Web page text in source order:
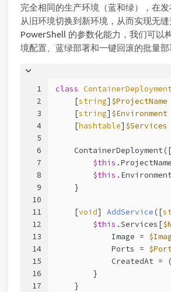
完全相同的生产环境（蓝和绿），在
从旧环境切换到新环境，从而实现无
PowerShell 的参数化能力，我们可以
境配置、蓝绿部署和一键回滚的批量部
1
2
3
4
5
6
7
8
9
10
11
12
13
14
15
16
17
class
    [
string] $ProjectName
    [
string] $Environment
    [
hashtable] $Services
    ContainerDeployment([
$this
$this
    }
[void] AddService ([
$this .Services[
            Image =
            Ports =
            CreatedAt = (
        }
    }